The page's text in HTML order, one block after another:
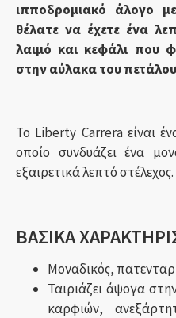
ιπποδρομιακό άλογο
θέλατε να έχετε ένα
λαιμό και κεφάλι που
στην αύλακα του
Το Liberty Carrera είναι
οποίο συνδυάζει ένα
εξαιρετικά λεπτό στέλεχος.
ΒΑΣΙΚΑ
Μοναδικός,
Ταιριάζει άψογα
καρφιών,